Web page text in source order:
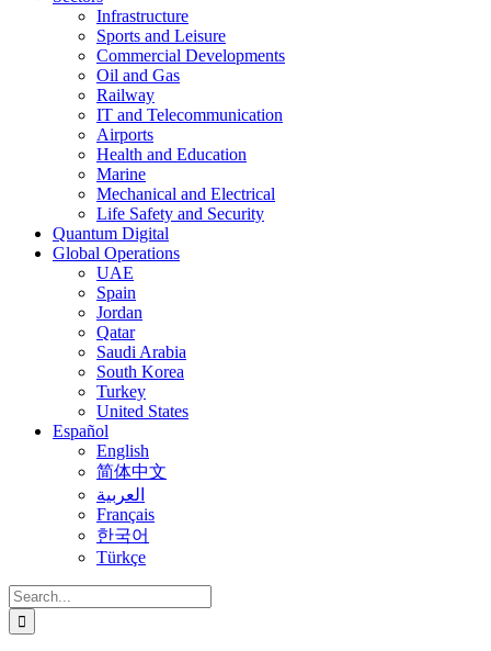
Infrastructure
Sports and Leisure
Commercial Developments
Oil and Gas
Railway
IT and Telecommunication
Airports
Health and Education
Marine
Mechanical and Electrical
Life Safety and Security
Quantum Digital
Global Operations
UAE
Spain
Jordan
Qatar
Saudi Arabia
South Korea
Turkey
United States
Español
English
简体中文
العربية
Français
한국어
Türkçe
Search
for: